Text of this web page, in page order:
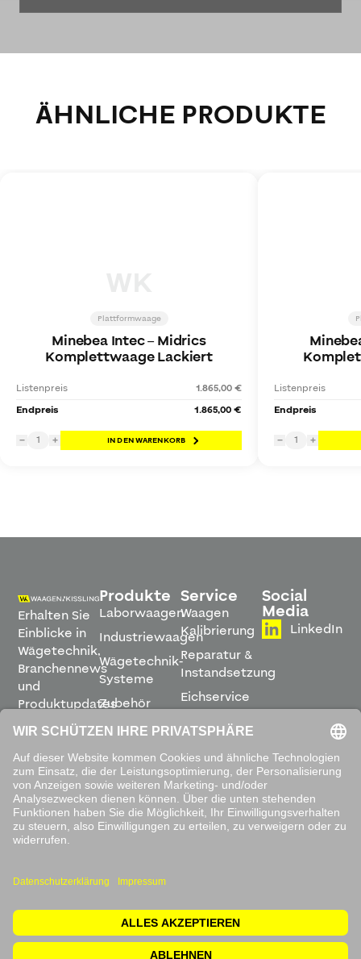
ÄHNLICHE PRODUKTE
Plattformwaage
Minebea Intec–Midrics
Komplettwaage Lackiert
Listenpreis
1.865,00 €
Endpreis
1.865,00 €
− 1 + IN DEN WARENKORB
Listenpreis
Endpreis
− 1 +
Erhalten Sie
Einblicke in
Wägetechnik,
Branchennews
und
Produktupdates
direkt in
Ihren
Posteingang.
ABONNIEREN
Sie unsere
Datenschutzbestimmungen
Produkte
Laborwaagen
Industriewaagen
Wägetechnik-
Systeme
Zubehör
Software
Service
Waagen
Kalibrierung
Reparatur &
Instandsetzung
Eichservice
Montage &
Inbetriebnahme
Leihwaagen
&
Mietservice
Social
Media
LinkedIn